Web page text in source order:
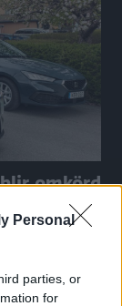
Personal
parties, or
for
omkörd